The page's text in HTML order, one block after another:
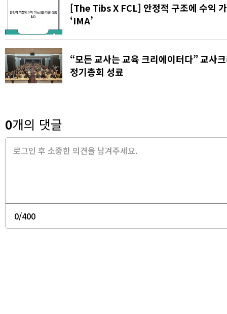
[The Tibs X FCL] 안정적 구조에 수익
‘IMA’
“모든 교사는 교육 크리에이터다” 교사
정기총회 성료
0개의 댓글
0/400